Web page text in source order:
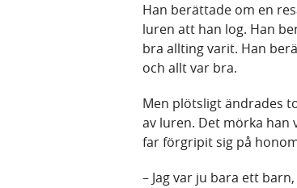
Han berättade om en
luren att han log. Han
bra allting varit. Han
och allt var bra.
Men plötsligt ändrades
av luren. Det mörka han
far förgripit sig på
– Jag var ju bara ett